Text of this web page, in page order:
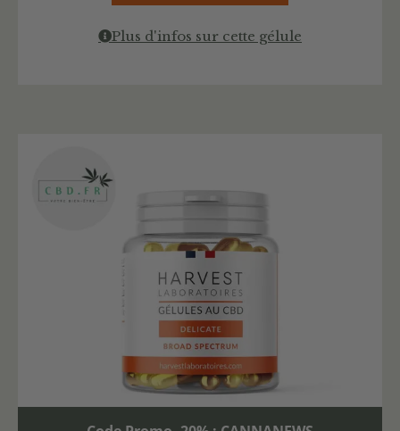
Plus d'infos sur cette gélule